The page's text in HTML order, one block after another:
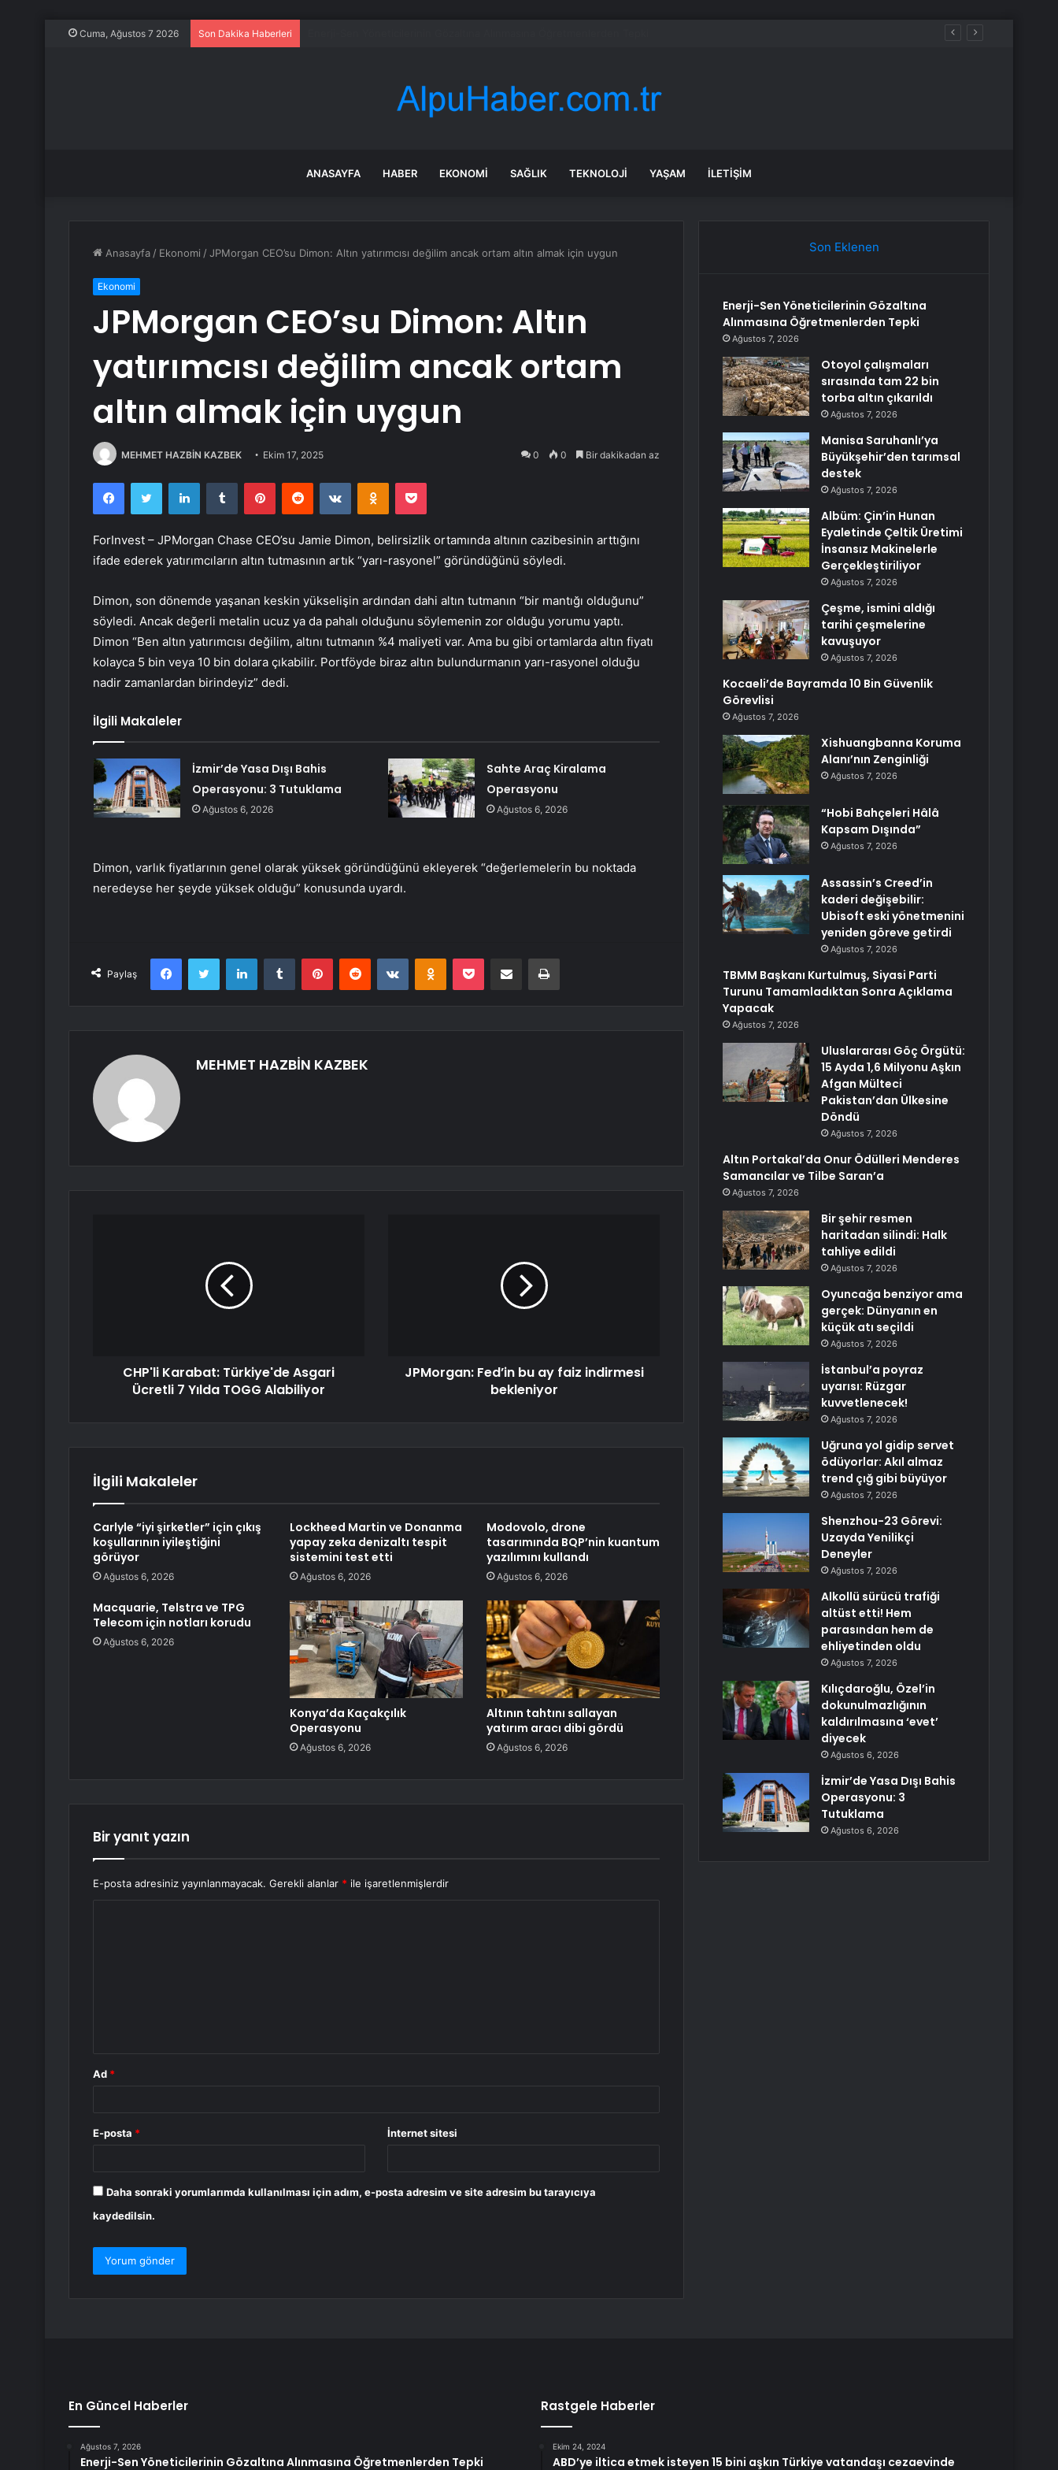
Cuma, Ağustos 7 2026 Son Dakika Haberleri
ANASAYFA HABER EKONOMI SAĞLIK TEKNOLOJI YAŞAM İLETIŞIM
Anasayfa / Ekonomi /JPMorgan CEO’su Dimon: Altın yatırımcısı değilim ancak ortam altın almak için uygun
Ekonomi
JPMorgan CEO’su Dimon: Altın
yatırımcısı değilim ancak ortam
altın almak için uygun
MEHMET HAZBİN KAZBEK Ekim 17, 2025 0 0 Bir dakikadan az
FacebookTwitter LinkedInTumblr PinterestReddit VKontakteOdnoklassniki
Pocket
ForInvest – JPMorgan Chase CEO’su Jamie Dimon, belirsizlik ortamında altının cazibesinin arttığını
ifade ederek yatırımcıların altın tutmasının artık “yarı-rasyonel” göründüğünü söyledi.
Dimon, son dönemde yaşanan keskin yükselişin ardından dahi altın tutmanın “bir mantığı olduğunu”
söyledi. Ancak değerli metalin ucuz ya da pahalı olduğunu söylemenin zor olduğu yorumu yaptı.
Dimon “Ben altın yatırımcısı değilim, altını tutmanın %4 maliyeti var. Ama bu gibi ortamlarda altın fiyatı
kolayca 5 bin veya 10 bin dolara çıkabilir. Portföyde biraz altın bulundurmanın yarı-rasyonel olduğu
nadir zamanlardan birindeyiz” dedi.
İlgili Makaleler
İzmir’de Yasa Dışı Bahis
Operasyonu: 3 Tutuklama
Ağustos 6, 2026
Sahte Araç Kiralama
Operasyonu
Ağustos 6, 2026
Dimon, varlık fiyatlarının genel olarak yüksek göründüğünü ekleyerek “değerlemelerin bu noktada
neredeyse her şeyde yüksek olduğu” konusunda uyardı.
Paylaş
FacebookTwitter LinkedInTumblr PinterestReddit VKontakteOdnoklassniki
Pocket E-Posta ile paylaş Yazdır
MEHMET HAZBİN KAZBEK
CHP'li Karabat: Türkiye'de Asgari
Ücretli 7 Yılda TOGG Alabiliyor
JPMorgan: Fed’in bu ay faiz indirmesi
bekleniyor
İlgili Makaleler
Carlyle “iyi şirketler” için çıkış
koşullarının iyileştiğini
görüyor
Ağustos 6, 2026
Lockheed Martin ve Donanma
yapay zeka denizaltı tespit
sistemini test etti
Ağustos 6, 2026
Modovolo, drone
tasarımında BQP’nin kuantum
yazılımını kullandı
Ağustos 6, 2026
Macquarie, Telstra ve TPG
Telecom için notları korudu
Ağustos 6, 2026
Konya’da Kaçakçılık
Operasyonu
Ağustos 6, 2026
Altının tahtını sallayan
yatırım aracı dibi gördü
Ağustos 6, 2026
Bir yanıt yazın
E-posta adresiniz yayınlanmayacak. Gerekli alanlar * ile işaretlenmişlerdir
Ad *
E-posta * İnternet sitesi
Daha sonraki yorumlarımda kullanılması için adım, e-posta adresim ve site adresim bu tarayıcıya
kaydedilsin.
Son Eklenen
Enerji-Sen Yöneticilerinin Gözaltına
Alınmasına Öğretmenlerden Tepki
Ağustos 7, 2026
Otoyol çalışmaları
sırasında tam 22 bin
torba altın çıkarıldı
Ağustos 7, 2026
Manisa Saruhanlı’ya
Büyükşehir’den tarımsal
destek
Ağustos 7, 2026
Albüm: Çin’in Hunan
Eyaletinde Çeltik Üretimi
İnsansız Makinelerle
Gerçekleştiriliyor
Ağustos 7, 2026
Çeşme, ismini aldığı
tarihi çeşmelerine
kavuşuyor
Ağustos 7, 2026
Kocaeli’de Bayramda 10 Bin Güvenlik
Görevlisi
Ağustos 7, 2026
Xishuangbanna Koruma
Alanı’nın Zenginliği
Ağustos 7, 2026
“Hobi Bahçeleri Hâlâ
Kapsam Dışında”
Ağustos 7, 2026
Assassin’s Creed’in
kaderi değişebilir:
Ubisoft eski yönetmenini
yeniden göreve getirdi
Ağustos 7, 2026
TBMM Başkanı Kurtulmuş, Siyasi Parti
Turunu Tamamladıktan Sonra Açıklama
Yapacak
Ağustos 7, 2026
Uluslararası Göç Örgütü:
15 Ayda 1,6 Milyonu Aşkın
Afgan Mülteci
Pakistan’dan Ülkesine
Döndü
Ağustos 7, 2026
Altın Portakal’da Onur Ödülleri Menderes
Samancılar ve Tilbe Saran’a
Ağustos 7, 2026
Bir şehir resmen
haritadan silindi: Halk
tahliye edildi
Ağustos 7, 2026
Oyuncağa benziyor ama
gerçek: Dünyanın en
küçük atı seçildi
Ağustos 7, 2026
İstanbul’a poyraz
uyarısı: Rüzgar
kuvvetlenecek!
Ağustos 7, 2026
Uğruna yol gidip servet
ödüyorlar: Akıl almaz
trend çığ gibi büyüyor
Ağustos 7, 2026
Shenzhou-23 Görevi:
Uzayda Yenilikçi
Deneyler
Ağustos 7, 2026
Alkollü sürücü trafiği
altüst etti! Hem
parasından hem de
ehliyetinden oldu
Ağustos 7, 2026
Kılıçdaroğlu, Özel’in
dokunulmazlığının
kaldırılmasına ‘evet’
diyecek
Ağustos 6, 2026
İzmir’de Yasa Dışı Bahis
Operasyonu: 3
Tutuklama
Ağustos 6, 2026
En Güncel Haberler
Ağustos 7, 2026
Enerji-Sen Yöneticilerinin Gözaltına Alınmasına Öğretmenlerden Tepki
Rastgele Haberler
Ekim 24, 2024
ABD’ye iltica etmek isteyen 15 bini aşkın Türkiye vatandaşı cezaevinde